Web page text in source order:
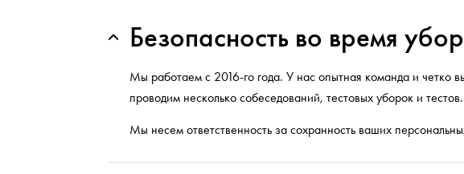
Безопасность во время
Мы работаем с 2016-го года. У нас опытная команда и четко
проводим несколько собеседований, тестовых уборок и
Мы несем ответственность за сохранность ваших